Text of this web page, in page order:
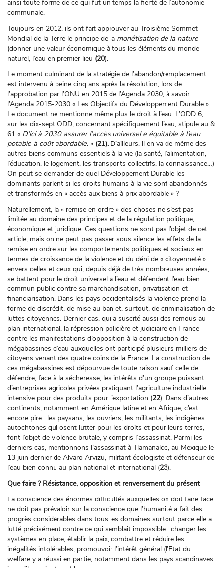
ainsi toute forme de ce qui fut un temps la fierté de l’autonomie
communale.
Toujours en 2012, ils ont fait approuver au Troisième Sommet
Mondial de la Terre le principe de la monétisation de la nature
(donner une valeur économique à tous les éléments du monde
naturel, l’eau en premier lieu (20).
Le moment culminant de la stratégie de l’abandon/remplacement
est intervenu à peine cinq ans après la résolution, lors de
l’approbation par l’ONU en 2015 de l’Agenda 2030, à savoir
l’Agenda 2015-2030 « Les Objectifs du Développement Durable ».
Le document ne mentionne même plus le droit à l’eau. L’ODD 6,
sur les dix-sept ODD, concernant spécifiquement l’eau, stipule au &
61 « D’ici à 2030 assurer l’accès universel e équitable à l’eau
potable à coût abordable . » (21). D’ailleurs, il en va de même des
autres biens communs essentiels à la vie (la santé, l’alimentation,
l’éducation, le logement, les transports collectifs, la connaissance…)
On peut se demander de quel Développement Durable les
dominants parlent si les droits humains à la vie sont abandonnés
et transformés en « accès aux biens à prix abordable » ?
Naturellement, la « remise en ordre » des choses ne s’est pas
limitée au domaine des principes et de la régulation politique,
économique et juridique. Ces questions ne sont pas l’objet de cet
article, mais on ne peut pas passer sous silence les effets de la
remise en ordre sur les comportements politiques et sociaux en
termes de croissance de la violence et du déni de « citoyenneté »
envers celles et ceux qui, depuis déjà de très nombreuses années,
se battent pour le droit universel à l’eau et défendent l’eau bien
commun public contre sa marchandisation, privatisation et
financiarisation. Dans les pays occidentalisés la violence prend la
forme de discrédit, de mise au ban et, surtout, de criminalisation de
luttes citoyennes. Dernier cas, qui a suscité aussi des remous au
plan international, la répression policière et judiciaire en France
contre les manifestations d’opposition à la construction de
mégabassines d’eau auxquelles ont participé plusieurs milliers de
citoyens venant des quatre coins de la France. La construction de
ces mégabassines est dépourvue de toute raison sauf celle de
défendre, face à la sécheresse, les intérêts d’un groupe puissant
d’entreprises agricoles privées pratiquant l’agriculture industrielle
intensive pour des produits pour l’exportation (22). Dans d’autres
continents, notamment en Amérique latine et en Afrique, c’est
encore pire : les paysans, les ouvriers, les militants, les indigènes
autochtones qui osent lutter pour les droits et pour leurs terres,
font l’objet de violence brutale, y compris l’assassinat. Parmi les
derniers cas, mentionnons l’assassinat à Tlamanalco, au Mexique le
13 juin dernier de Alvaro Arvizu, militant écologiste et défenseur de
l’eau bien connu au plan national et international (23).
Que faire ? Résistance, opposition et renversement du présent
La conscience des énormes difficultés auxquelles on doit faire face
ne doit pas prévaloir sur la conscience que l’humanité a fait des
progrès considérables dans tous les domaines surtout parce elle a
lutté précisément contre ce qui semblait impossible : changer les
systèmes en place, établir la paix, combattre et réduire les
inégalités intolérables, promouvoir l’intérêt général (l’Etat du
welfare y a réussi en partie, notamment dans les pays scandinaves